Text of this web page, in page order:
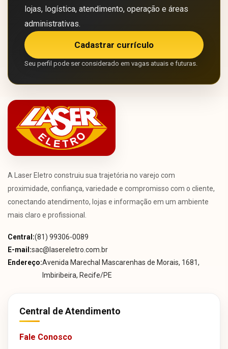
lojas, logística, atendimento, operação e áreas
administrativas.
Cadastrar currículo
Seu perfil pode ser considerado em vagas atuais e futuras.
A Laser Eletro construiu sua trajetória no varejo com
proximidade, confiança, variedade e compromisso com o cliente,
conectando atendimento, lojas e informação em um ambiente
mais claro e profissional.
Central:(81) 99306-0089
E-mail:sac@lasereletro.com.br
Endereço:Avenida Marechal Mascarenhas de Morais, 1681,
Imbiribeira, Recife/PE
Central de Atendimento
Fale Conosco